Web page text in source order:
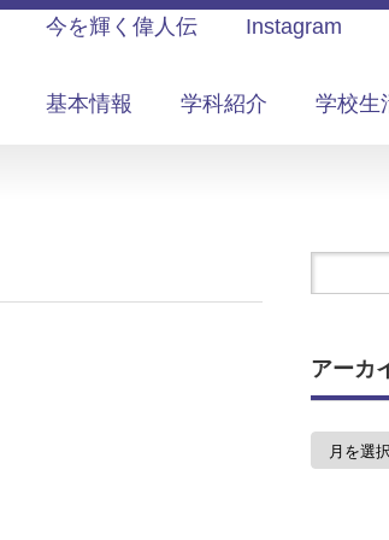
今を輝く偉人伝 Instagram
基本情報 学科紹介 学校生
アーカ
ア